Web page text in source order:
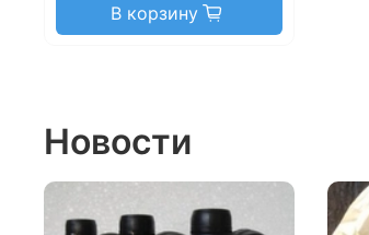
В корзину
Новости